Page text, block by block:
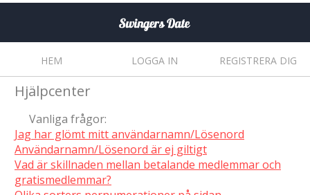
HEM LOGGA IN REGISTRERA DIG
Hjälpcenter
Vanliga frågor:
Jag har glömt mitt användarnamn/Lösenord
Användarnamn/Lösenord är ej giltigt
Vad är skillnaden mellan betalande medlemmar och
gratismedlemmar?